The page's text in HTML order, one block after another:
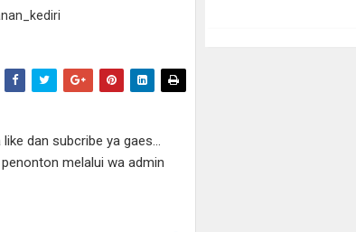
dan subcribe ya gaes...
melalui wa admin